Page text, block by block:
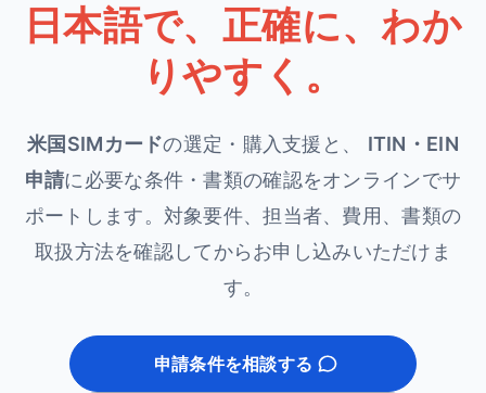
日本語で、正確に、わか
りやすく。
米国SIMカードの選定・購入支援と、 ITIN・EIN
申請に必要な条件・書類の確認をオンラインでサ
ポートします。 対象要件、担当者、費用、書類の
取扱方法を確認してからお申し込みいただけま
す。
申請条件を相談する